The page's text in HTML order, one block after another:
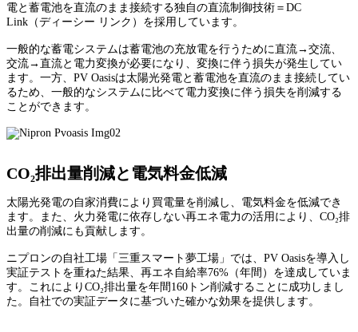
電と蓄電池を直流のまま接続する独自の直流制御技術＝DC
Link（ディーシー リンク）を採用しています。
一般的な蓄電システムは蓄電池の充放電を行うために直流→交流、
交流→直流と電力変換が必要になり、変換に伴う損失が発生してい
ます。一方、PV Oasisは太陽光発電と蓄電池を直流のまま接続してい
るため、一般的なシステムに比べて電力変換に伴う損失を削減する
ことができます。
CO₂排出量削減と電気料金低減
太陽光発電の自家消費により買電量を削減し、電気料金を低減でき
ます。また、火力発電に依存しない再エネ電力の活用により、CO₂排
出量の削減にも貢献します。
ニプロンの自社工場「三重スマート夢工場」では、PV Oasisを導入し
実証テストを重ねた結果、再エネ自給率76%（年間）を達成していま
す。これによりCO₂排出量を年間160トン削減することに成功しまし
た。自社での実証データに基づいた確かな効果を提供します。